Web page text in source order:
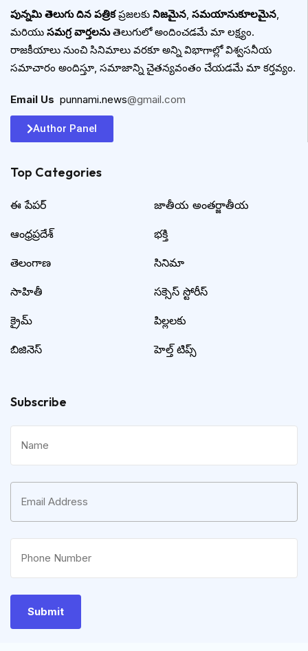
పున్నమి తెలుగు దిన పత్రికప్రజలకు నిజమైన, సమయానుకూలమైన,
మరియు సమగ్ర వార్తలనుతెలుగులో అందించడమే మా లక్ష్యం.
రాజకీయాలు నుంచి సినిమాలు వరకూ అన్ని విభాగాల్లో విశ్వసనీయ
సమాచారం అందిస్తూ, సమాజాన్ని చైతన్యవంతం చేయడమే మా కర్తవ్యం.
Email Us punnami.news@gmail.com
Author Panel
Top Categories​
ఈ పేపర్
ఆంధ్రప్రదేశ్
తెలంగాణ
సాహితీ
క్రైమ్
బిజినెస్
జాతీయ అంతర్జాతీయ
భక్తి
సినిమా
సక్సెస్ స్టోరీస్
పిల్లలకు
హెల్త్ టిప్స్
Subscribe